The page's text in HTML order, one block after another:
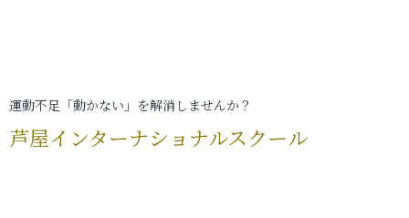
運動不足「動かない」を解消しませんか？
芦屋インターナショナルスクール